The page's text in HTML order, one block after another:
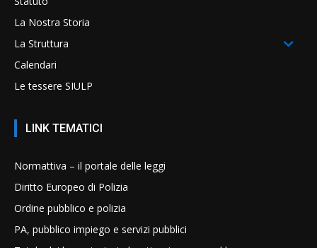
La Nostra Storia
La Struttura
Calendari
Le tessere SIULP
LINK TEMATICI
Normattiva – il portale delle leggi
Diritto Europeo di Polizia
Ordine pubblico e polizia
PA, pubblico impiego e servizi pubblici